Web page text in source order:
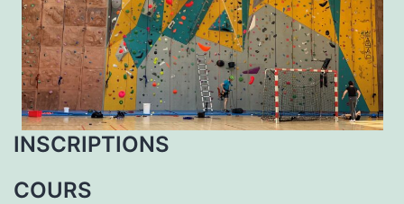
INSCRIPTIONS
COURS